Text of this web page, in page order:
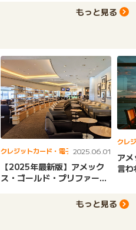
もっと見る
クレジットカード・電子マネー2025.06.01
【2025年最新版】アメック
ス・ゴールド・プリファード
クレ
ア
言
もっと見る